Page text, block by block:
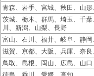
青森、岩手、宮城、秋田、山形
茨城、栃木、群馬、埼玉、千
川、新潟、山梨、長野
富山、石川、福井、岐阜、静
滋賀、京都、大阪、兵庫、奈
鳥取、島根、岡山、広島、山口